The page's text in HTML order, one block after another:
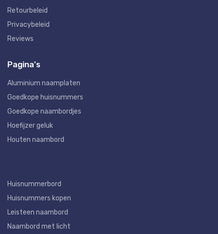
Retourbeleid
Privacybeleid
Reviews
Pagina's
Aluminium naamplaten
Goedkope huisnummers
Goedkope naambordjes
Hoefijzer geluk
Houten naambord
Huisnummerbord
Huisnummers kopen
Leisteen naambord
Naambord met licht